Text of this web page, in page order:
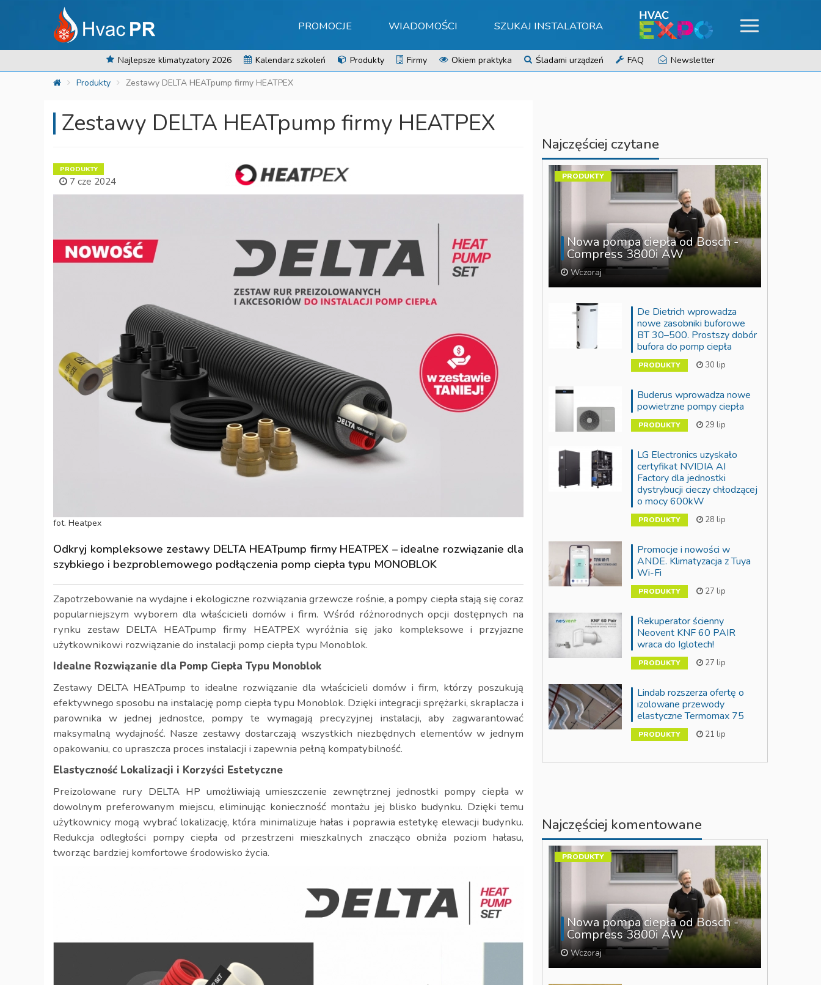
PROMOCJE WIADOMOŚCI SZUKAJ INSTALATORA
Najlepsze klimatyzatory 2026 Kalendarz szkoleń Produkty Firmy Okiem praktyka Śladami urządzeń FAQ
Newsletter
Produkty
Zestawy DELTA HEATpump firmy HEATPEX
Zestawy DELTA HEATpump firmy HEATPEX
PRODUKTY
7 cze 2024
fot. Heatpex
Odkryj kompleksowe zestawy DELTA HEATpump firmy HEATPEX – idealne rozwiązanie dla
szybkiego i bezproblemowego podłączenia pomp ciepła typu MONOBLOK
Zapotrzebowanie na wydajne i ekologiczne rozwiązania grzewcze rośnie, a pompy ciepła stają się coraz
popularniejszym wyborem dla właścicieli domów i firm. Wśród różnorodnych opcji dostępnych na
rynku zestaw DELTA HEATpump firmy HEATPEX wyróżnia się jako kompleksowe i przyjazne
użytkownikowi rozwiązanie do instalacji pomp ciepła typu Monoblok.
Idealne Rozwiązanie dla Pomp Ciepła Typu Monoblok
Zestawy DELTA HEATpump to idealne rozwiązanie dla właścicieli domów i firm, którzy poszukują
efektywnego sposobu na instalację pomp ciepła typu Monoblok. Dzięki integracji sprężarki, skraplacza i
parownika w jednej jednostce, pompy te wymagają precyzyjnej instalacji, aby zagwarantować
maksymalną wydajność. Nasze zestawy dostarczają wszystkich niezbędnych elementów w jednym
opakowaniu, co upraszcza proces instalacji i zapewnia pełną kompatybilność.
Elastyczność Lokalizacji i Korzyści Estetyczne
Preizolowane rury DELTA HP umożliwiają umieszczenie zewnętrznej jednostki pompy ciepła w
dowolnym preferowanym miejscu, eliminując konieczność montażu jej blisko budynku. Dzięki temu
użytkownicy mogą wybrać lokalizację, która minimalizuje hałas i poprawia estetykę elewacji budynku.
Redukcja odległości pompy ciepła od przestrzeni mieszkalnych znacząco obniża poziom hałasu,
tworząc bardziej komfortowe środowisko życia.
Najczęściej czytane
Nowa pompa ciepła od Bosch -
Compress 3800i AW
Wczoraj
PRODUKTY
De Dietrich wprowadza
nowe zasobniki buforowe
BT 30–500. Prostszy dobór
bufora do pomp ciepła
PRODUKTY 30 lip
Buderus wprowadza nowe
powietrzne pompy ciepła
PRODUKTY 29 lip
LG Electronics uzyskało
certyfikat NVIDIA AI
Factory dla jednostki
dystrybucji cieczy chłodzącej
o mocy 600kW
PRODUKTY 28 lip
Promocje i nowości w
ANDE. Klimatyzacja z Tuya
Wi-Fi
PRODUKTY 27 lip
Rekuperator ścienny
Neovent KNF 60 PAIR
wraca do Iglotech!
PRODUKTY 27 lip
Lindab rozszerza ofertę o
izolowane przewody
elastyczne Termomax 75
PRODUKTY 21 lip
Najczęściej komentowane
Nowa pompa ciepła od Bosch -
Compress 3800i AW
Wczoraj
PRODUKTY